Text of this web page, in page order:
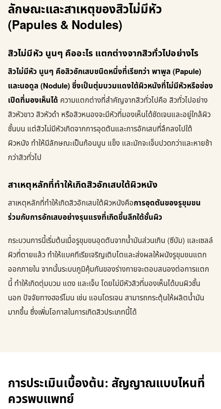
ลักษณะและสาเหตุของสิวไม่มีหัว
(Papules & Nodules)
สิวไม่มีหัว นูนๆ คืออะไร แตกต่างจากสิวทั่วไปอย่างไร
สิวไม่มีหัว นูนๆ คือสิวอักเสบชนิดหนึ่งที่เรียกว่า พาพูล (Papule)
และนอดูล (Nodule) ซึ่งเป็นตุ่มบวมแดงใต้ผิวหนังที่ไม่มีหัวหรือช่อง
เปิดที่มองเห็นได้ ความแตกต่างที่สำคัญจากสิวทั่วไปคือ สิวทั่วไปอย่าง
สิวหัวขาว สิวหัวดำ หรือสิวหนองจะมีหัวที่มองเห็นได้ชัดเจนและอยู่ใกล้ผิว
ชั้นบน แต่สิวไม่มีหัวเกิดจากการอุดตันและการอักเสบที่ลึกลงไปใต้
ผิวหนัง ทำให้มีลักษณะเป็นก้อนนูน แข็ง และมักจะเจ็บปวดกว่าและหายช้า
กว่าสิวทั่วไป
สาเหตุหลักที่ทำให้เกิดสิวอักเสบใต้ผิวหนัง
สาเหตุหลักที่ทำให้เกิดสิวอักเสบใต้ผิวหนังคือการอุดตันของรูขุมขน
ร่วมกับการอักเสบอย่างรุนแรงที่เกิดขึ้นลึกใต้ชั้นผิว
กระบวนการนี้เริ่มต้นเมื่อรูขุมขนอุดตันจากน้ำมันส่วนเกิน (ซีบัม) และเซลล์
ผิวที่ตายแล้ว ทำให้แบคทีเรียเจริญเติบโตและส่งผลให้ผนังรูขุมขนแตก
ออกภายใน จากนั้นระบบภูมิคุ้มกันของร่างกายจะตอบสนองต่อการแตก
นี้ ทำให้เกิดตุ่มบวม แดง และเจ็บ โดยไม่มีหัวสิวที่มองเห็นได้บนผิวชั้น
นอก ปัจจัยทางฮอร์โมน เช่น แอนโดรเจน สามารถกระตุ้นให้ผลิตน้ำมัน
มากขึ้น ซึ่งเพิ่มโอกาสในการเกิดสิวประเภทนี้ได้
การประเมินเบื้องต้น: สัญญาณแบบไหนที่
ควรพบแพทย์